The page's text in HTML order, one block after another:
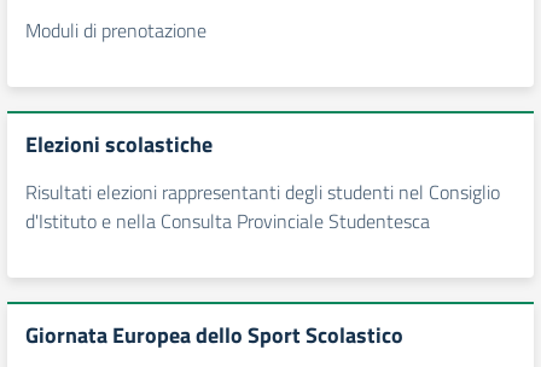
Moduli di prenotazione
Elezioni scolastiche
Risultati elezioni rappresentanti degli studenti nel Consiglio
d'Istituto e nella Consulta Provinciale Studentesca
Giornata Europea dello Sport Scolastico